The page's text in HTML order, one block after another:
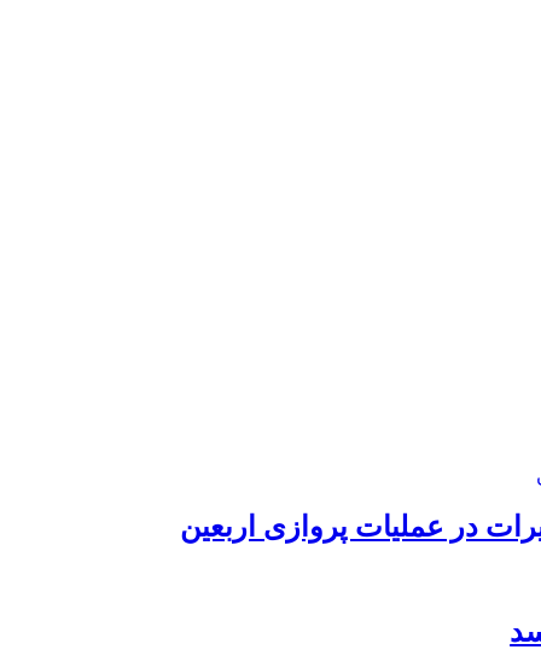
در عملیات پروازی اربعین